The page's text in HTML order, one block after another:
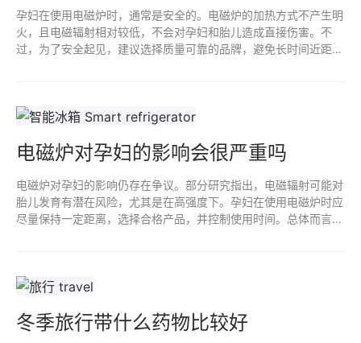
孕妇在使用电磁炉时，通常是安全的。电磁炉的加热方式不产生明
火，且电磁辐射相对较低，不会对孕妇和胎儿造成直接伤害。不
过，为了安全起见，建议选择质量可靠的品牌，避免长时间近距离
电磁炉对孕妇的影响会很严重吗
电磁炉对孕妇的影响仍存在争议。部分研究指出，电磁辐射可能对
胎儿发育有潜在风险，尤其是在高强度下。孕妇在使用电磁炉时应
尽量保持一定距离，选择合格产品，并控制使用时间。总体而言，
冬季旅行带什么药物比较好